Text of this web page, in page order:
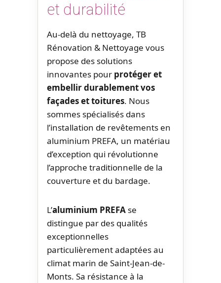
et durabilité
Au-delà du nettoyage, TB
Rénovation & Nettoyage vous
propose des solutions
innovantes pour protéger et
embellir durablement vos
façades et toitures. Nous
sommes spécialisés dans
l’installation de revêtements en
aluminium PREFA, un matériau
d’exception qui révolutionne
l’approche traditionnelle de la
couverture et du bardage.
L’aluminium PREFA se
distingue par des qualités
exceptionnelles
particulièrement adaptées au
climat marin de Saint-Jean-de-
Monts. Sa résistance à la